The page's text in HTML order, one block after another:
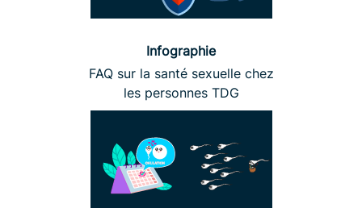
Infographie
FAQ sur la santé sexuelle chez
les personnes TDG